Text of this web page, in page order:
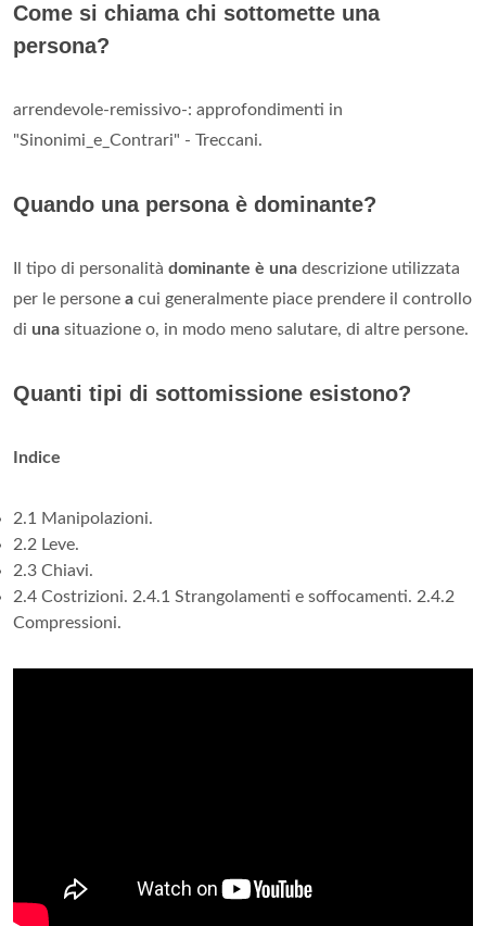
Come si chiama chi sottomette una
persona?
arrendevole-remissivo-: approfondimenti in
"Sinonimi_e_Contrari" - Treccani.
Quando una persona è dominante?
Il tipo di personalità dominante è una descrizione utilizzata
per le persone a cui generalmente piace prendere il controllo
di una situazione o, in modo meno salutare, di altre persone.
Quanti tipi di sottomissione esistono?
Indice
2.1 Manipolazioni.
2.2 Leve.
2.3 Chiavi.
2.4 Costrizioni. 2.4.1 Strangolamenti e soffocamenti. 2.4.2
Compressioni.